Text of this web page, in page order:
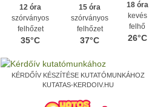
12 óra
szórványos
felhőzet
35°C
15 óra
szórványos
felhőzet
37°C
18 óra
kevés
felhő
26°C
KÉRDŐÍV KÉSZÍTÉSE KUTATÓMUNKÁHOZ
KUTATAS-KERDOIV.HU